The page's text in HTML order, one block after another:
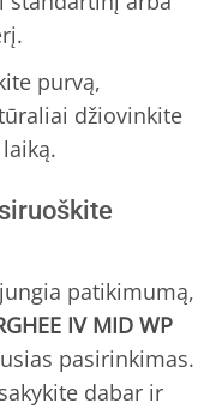
purvą,
džiovinkite
patikimumą,
IV MID WP
pasirinkimas.
dabar ir